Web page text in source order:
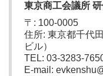
東京商工会議所
〒: 100-0005
住所: 東京都千代
ビル）
TEL: 03-3283-
E-mail: